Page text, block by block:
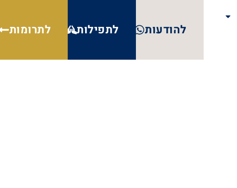
להודעות לתפילות לתרומות